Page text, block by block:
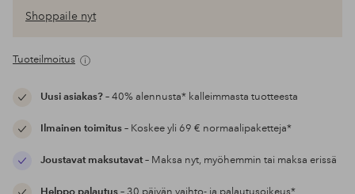
Shoppaile nyt
Tuoteilmoitus
Uusi asiakas?– 40% alennusta* kalleimmasta tuotteesta
Ilmainen toimitus– Koskee yli 69 € normaalipaketteja*
Joustavat maksutavat– Maksa nyt, myöhemmin tai maksa erissä